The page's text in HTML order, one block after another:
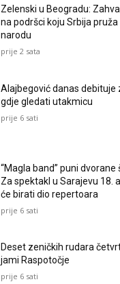
Zelenski u Beogradu:
na podršci koju Srbija
narodu
prije 2 sata
Alajbegović danas debituje
gdje gledati utakmicu
prije 6 sati
“Magla band” puni dvorane
Za spektakl u Sarajevu 18.
će birati dio repertoara
prije 6 sati
Deset zeničkih rudara
jami Raspotočje
prije 6 sati